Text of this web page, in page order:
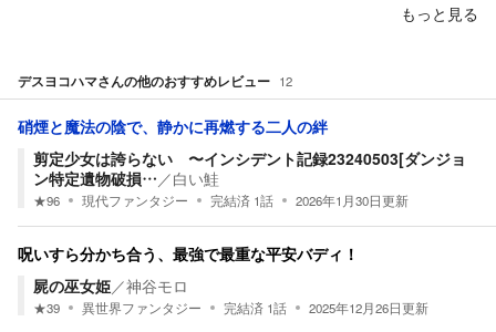
もっと見る
デスヨコハマさんの他のおすすめレビュー 12
硝煙と魔法の陰で、静かに再燃する二人の絆
剪定少女は誇らない 〜インシデント記録23240503[ダンジョ
ン特定遺物破損… ／白い鮭
★96 現代ファンタジー 完結済 1話 2026年1月30日更新
呪いすら分かち合う、最強で最重な平安バディ！
屍の巫女姫／神谷モロ
★39 異世界ファンタジー 完結済 1話 2025年12月26日更新